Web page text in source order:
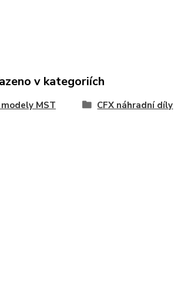
v kategoriích
MST CFX náhradní díly